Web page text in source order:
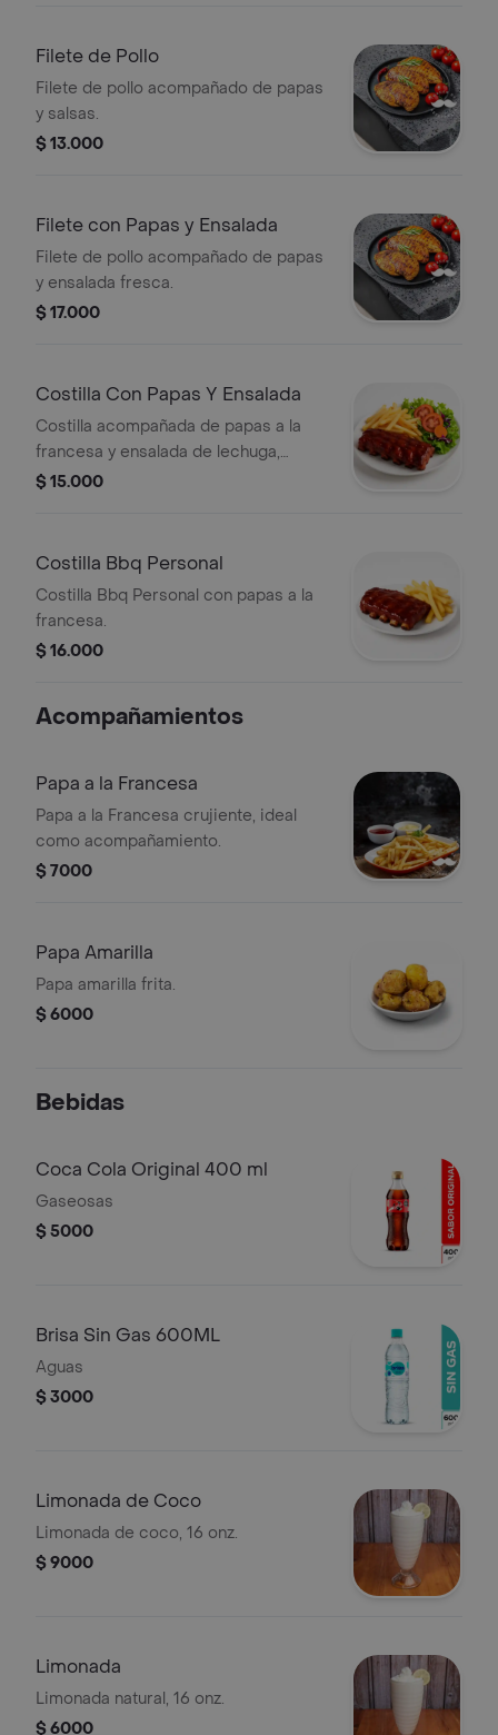
Filete de Pollo
Filete de pollo acompañado de papas
y salsas.
$ 13.000
Filete con Papas y Ensalada
Filete de pollo acompañado de papas
y ensalada fresca.
$ 17.000
Costilla Con Papas Y Ensalada
Costilla acompañada de papas a la
francesa y ensalada de lechuga,
tomate y zanahoria.
$ 15.000
Costilla Bbq Personal
Costilla Bbq Personal con papas a la
francesa.
$ 16.000
Acompañamientos
Papa a la Francesa
Papa a la Francesa crujiente, ideal
como acompañamiento.
$ 7000
Papa Amarilla
Papa amarilla frita.
$ 6000
Bebidas
Coca Cola Original 400 ml
Gaseosas
$ 5000
Brisa Sin Gas 600ML
Aguas
$ 3000
Limonada de Coco
Limonada de coco, 16 onz.
$ 9000
Limonada
Limonada natural, 16 onz.
$ 6000